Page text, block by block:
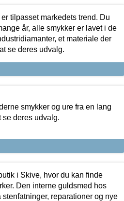
tilpasset markedets trend. Du
år, alle smykker er lavet i de
et materiale der
se deres udvalg.
smykker og ure fra en lang
deres udvalg.
i Skive, hvor du kan finde
Den interne guldsmed hos
reparationer og nye